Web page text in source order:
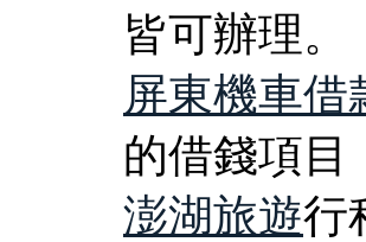
皆可辦理。
屏東機車借
的借錢項目
澎湖旅遊行